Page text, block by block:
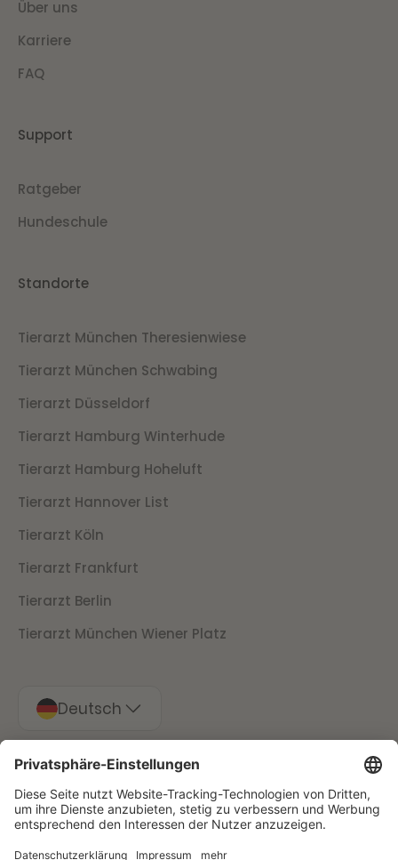
Über uns
Karriere
FAQ
Support
Ratgeber
Hundeschule
Standorte
Tierarzt München Theresienwiese
Tierarzt München Schwabing
Tierarzt Düsseldorf
Tierarzt Hamburg Winterhude
Tierarzt Hamburg Hoheluft
Tierarzt Hannover List
Tierarzt Köln
Tierarzt Frankfurt
Tierarzt Berlin
Tierarzt München Wiener Platz
Deutsch